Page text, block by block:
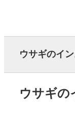
ウサギのイ
ウサギの